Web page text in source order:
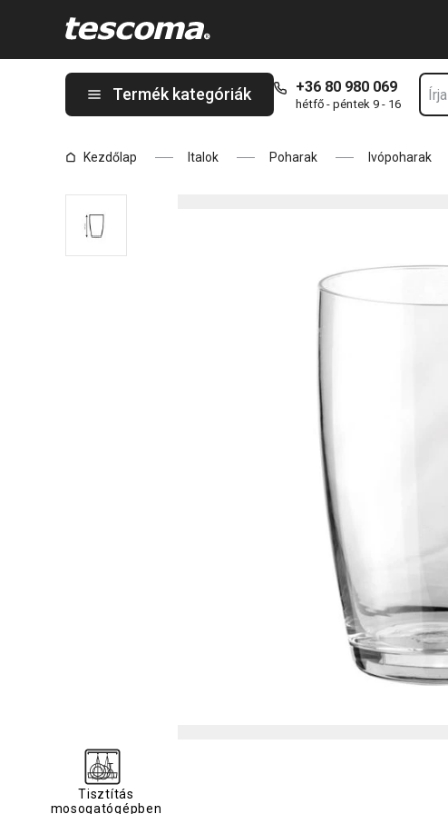
Termék kategóriák +36 80 980 069
hétfő - péntek 9 - 16
Kezdőlap Italok Poharak Ivópoharak
Tisztítás
mosogatógépben